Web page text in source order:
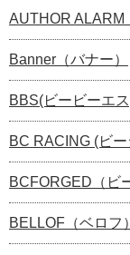
AUTHOR ALARM
Banner（バナー）
BBS(ビービーエ
BC RACING (ビー
BCFORGED（ビ
BELLOF（ベロフ）